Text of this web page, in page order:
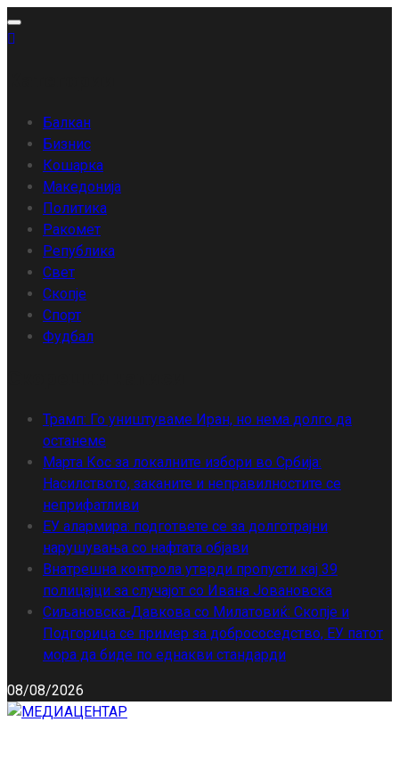
Skip
to
Балкан
Бизнис
Кошарка
Македонија
Политика
Ракомет
Република
Свет
Скопје
Спорт
Фудбал
Трамп: Го уништуваме Иран, но нема долго да
останеме
Марта Кос за локалните избори во Србија:
Насилството, заканите и неправилностите се
неприфатливи
ЕУ алармира: подгответе се за долготрајни
нарушувања со нафтата објави
Внатрешна контрола утврди пропусти кај 39
полицајци за случајот со Ивана Јовановска
Сиљановска-Давкова со Милатовиќ: Скопје и
Подгорица се пример за добрососедство, ЕУ патот
мора да биде по еднакви стандарди
08/08/2026